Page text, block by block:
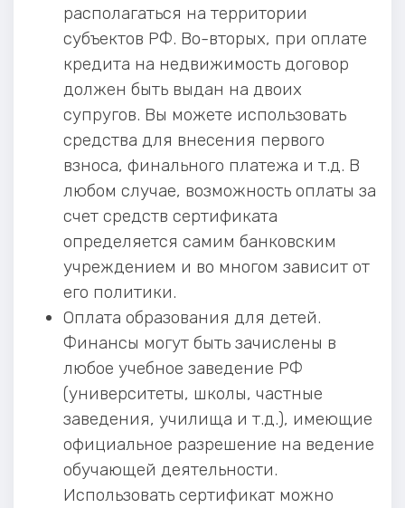
располагаться на территории
субъектов РФ. Во-вторых, при оплате
кредита на недвижимость договор
должен быть выдан на двоих
супругов. Вы можете использовать
средства для внесения первого
взноса, финального платежа и т.д. В
любом случае, возможность оплаты за
счет средств сертификата
определяется самим банковским
учреждением и во многом зависит от
его политики.
Оплата образования для детей.
Финансы могут быть зачислены в
любое учебное заведение РФ
(университеты, школы, частные
заведения, училища и т.д.), имеющие
официальное разрешение на ведение
обучающей деятельности.
Использовать сертификат можно